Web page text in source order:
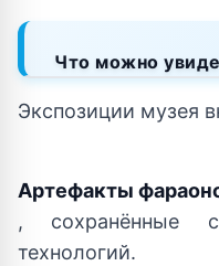
Что можно
Экспозиции музея
Артефакты
, сохранённые
технологий.